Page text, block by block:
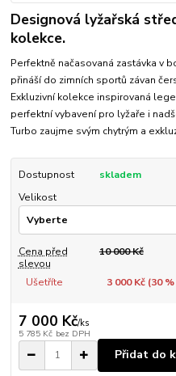
Designová lyžařská
kolekce.
Perfektně načasovaná zastávka v
přináší do zimních sportů závan
Exkluzivní kolekce inspirovaná
perfektní vybavení pro lyžaře i
Turbo zaujme svým chytrým a
Dostupnost
skladem
Velikost
Cena před
slevou
10 000 Kč
Ušetříte 3 000 Kč (30%
7 000 Kč/ks
5 785 Kč bez DPH
Přidat do